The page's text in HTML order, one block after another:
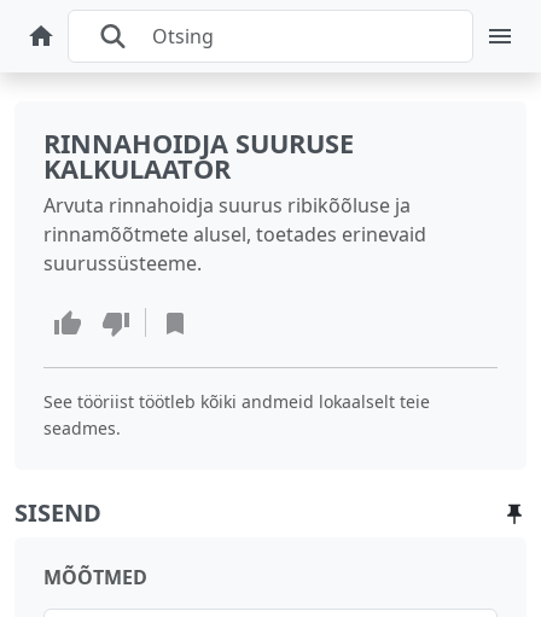
RINNAHOIDJA SUURUSE
KALKULAATOR
Arvuta rinnahoidja suurus ribikõõluse ja
rinnamõõtmete alusel, toetades erinevaid
suurussüsteeme.
See tööriist töötleb kõiki andmeid lokaalselt teie
seadmes.
SISEND
MÕÕTMED